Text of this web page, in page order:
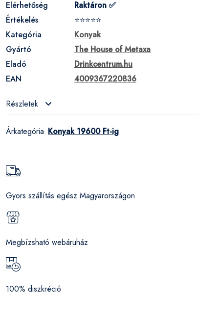
Elérhetőség
Raktáron ✅
Értékelés
⭐⭐⭐⭐⭐
Kategória
Konyak
Gyártó
The House of Metaxa
Eladó
Drinkcentrum.hu
EAN
4009367220836
Részletek
Árkategória: Konyak 19600 Ft-ig
Gyors szállítás egész Magyarországon
Megbízsható webáruház
100% diszkréció